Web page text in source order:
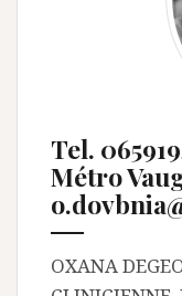
Tel.
Métro
OXANA